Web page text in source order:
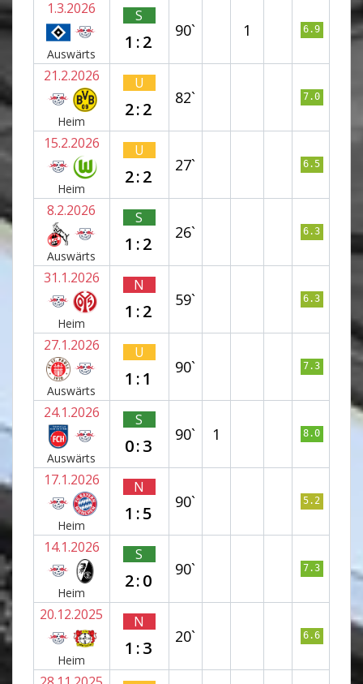
1.3.2026
Auswärts
S
1:2
90` 1 6.9
21.2.2026
Heim
U
2:2
82` 7.0
15.2.2026
Heim
U
2:2
27` 6.5
8.2.2026
Auswärts
S
1:2
26` 6.3
31.1.2026
Heim
N
1:2
59` 6.3
27.1.2026
Auswärts
U
1:1
90` 7.3
24.1.2026
Auswärts
S
0:3
90` 1 8.0
17.1.2026
Heim
N
1:5
90` 5.2
14.1.2026
Heim
S
2:0
90` 7.3
20.12.2025
Heim
N
1:3
20` 6.6